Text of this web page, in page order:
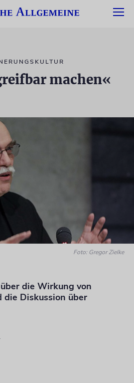
machen«
Foto: Gregor Zielke
die Wirkung von
die Diskussion über